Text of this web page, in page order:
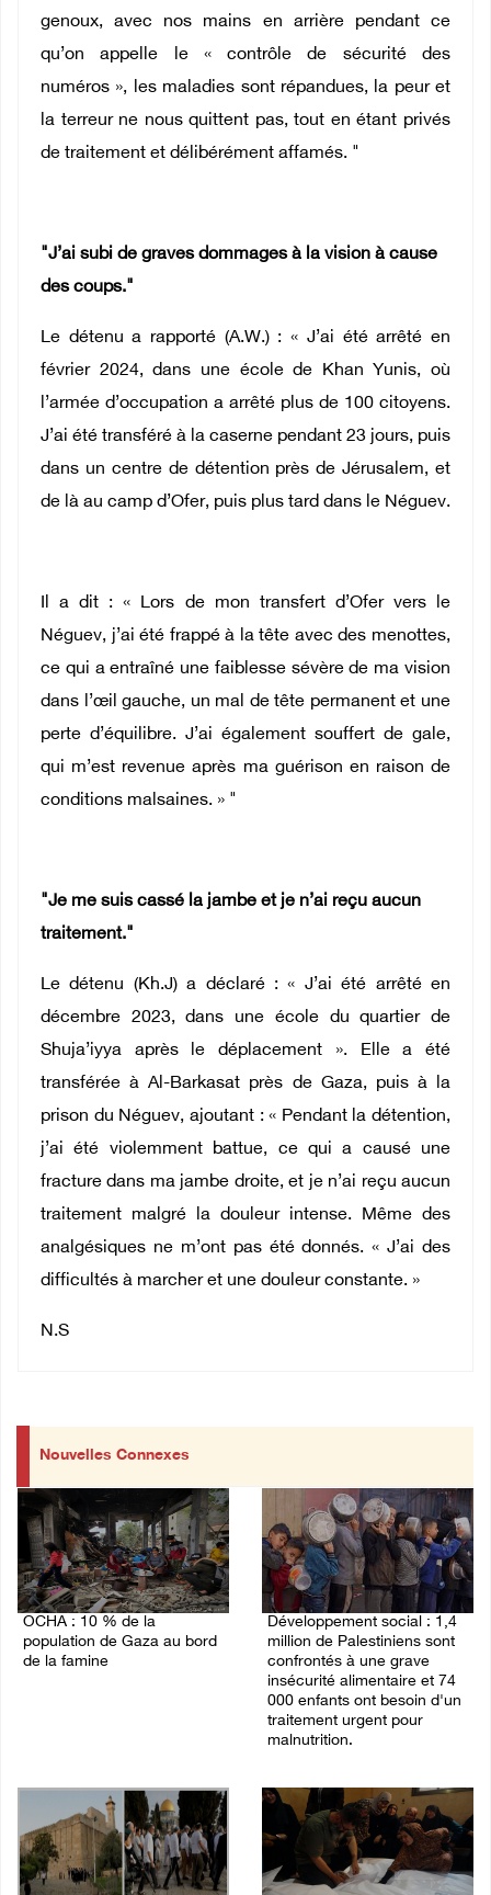
genoux, avec nos mains en arrière pendant ce
qu’on appelle le « contrôle de sécurité des
numéros », les maladies sont répandues, la peur et
la terreur ne nous quittent pas, tout en étant privés
de traitement et délibérément affamés. "
"J’ai subi de graves dommages à la vision à cause
des coups."
Le détenu a rapporté (A.W.) : « J’ai été arrêté en
février 2024, dans une école de Khan Yunis, où
l’armée d’occupation a arrêté plus de 100 citoyens.
J’ai été transféré à la caserne pendant 23 jours, puis
dans un centre de détention près de Jérusalem, et
de là au camp d’Ofer, puis plus tard dans le Néguev.
Il a dit : « Lors de mon transfert d’Ofer vers le
Néguev, j’ai été frappé à la tête avec des menottes,
ce qui a entraîné une faiblesse sévère de ma vision
dans l’œil gauche, un mal de tête permanent et une
perte d’équilibre. J’ai également souffert de gale,
qui m’est revenue après ma guérison en raison de
conditions malsaines. » "
"Je me suis cassé la jambe et je n’ai reçu aucun
traitement."
Le détenu (Kh.J) a déclaré : « J’ai été arrêté en
décembre 2023, dans une école du quartier de
Shuja’iyya après le déplacement ». Elle a été
transférée à Al-Barkasat près de Gaza, puis à la
prison du Néguev, ajoutant : « Pendant la détention,
j’ai été violemment battue, ce qui a causé une
fracture dans ma jambe droite, et je n’ai reçu aucun
traitement malgré la douleur intense. Même des
analgésiques ne m’ont pas été donnés. « J’ai des
difficultés à marcher et une douleur constante. »
N.S
Nouvelles Connexes
OCHA : 10 % de la
population de Gaza au bord
de la famine
Développement social : 1,4
million de Palestiniens sont
confrontés à une grave
insécurité alimentaire et 74
000 enfants ont besoin d'un
traitement urgent pour
malnutrition.